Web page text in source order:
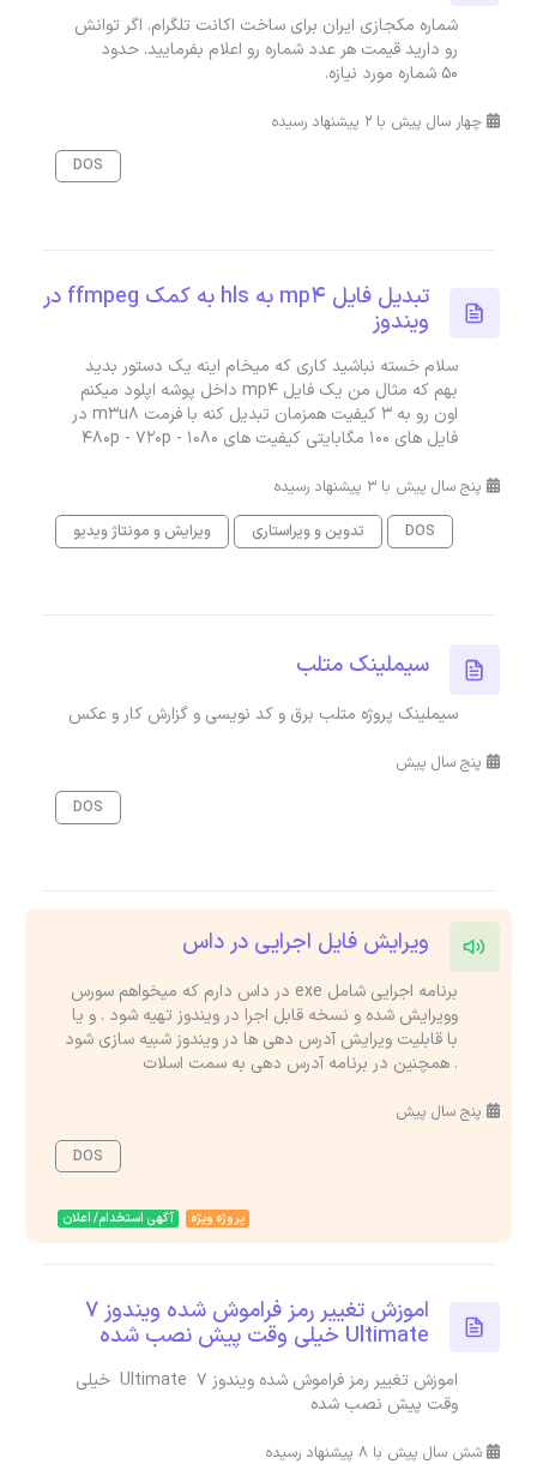
شماره مکجازی ایران برای ساخت اکانت تلگرام. اگر توانش
رو دارید قیمت هر عدد شماره رو اعلام بفرمایید. حدود
50 شماره مورد نیازه.
چهار سال پیش با 2 پیشنهاد رسیده
DOS
تبدیل فایل mp4 به hls به کمک ffmpeg در
ویندوز
سلام خسته نباشید کاری که میخام اینه یک دستور بدید
بهم که مثال من یک فایل mp4 داخل پوشه اپلود میکنم
اون رو به 3 کیفیت همزمان تبدیل کنه با فرمت m3u8 در
فایل های 100 مگابایتی کیفیت های 480p - 720p - 1080
پنج سال پیش با 3 پیشنهاد رسیده
DOS
تدوین و ویراستاری ویرایش و مونتاژ ویدیو
سیملینک متلب
سیملینک پروژه متلب برق و کد نویسی و گزارش کار و عکس
پنج سال پیش
DOS
ویرایش فایل اجرایی در داس
برنامه اجرایی شامل exe در داس دارم که میخواهم سورس
وویرایش شده و نسخه قابل اجرا در ویندوز تهیه شود . و یا
با قابلیت ویرایش آدرس دهی ها در ویندوز شبیه سازی شود
. همچنین در برنامه آدرس دهی به سمت اسلات
پنج سال پیش
DOS
پروژه ویژه آگهی استخدام/ اعلان
اموزش تغییر رمز فراموش شده ویندوز 7
Ultimate خیلی وقت پیش نصب شده
اموزش تغییر رمز فراموش شده ویندوز 7 Ultimate خیلی
وقت پیش نصب شده
شش سال پیش با 8 پیشنهاد رسیده